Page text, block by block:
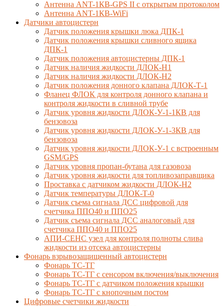
Антенна ANT-1КВ-GPS II с открытым протоколом
Антенна ANT-1КВ-WiFi
Датчики автоцистерн
Датчик положения крышки люка ДПК-1
Датчик положения крышки сливного ящика
ДПК-1
Датчик положения автоцистерны ДПК-1
Датчик наличия жидкости ДЛОК-Н1
Датчик наличия жидкости ДЛОК-Н2
Датчик положения донного клапана ДЛОК-Т-1
Фланец ФЛОК для контроля донного клапана и
контроля жидкости в сливной трубе
Датчик уровня жидкости ДЛОК-У-1-1КВ для
бензовоза
Датчик уровня жидкости ДЛОК-У-1-3КВ для
бензовоза
Датчик уровня жидкости ДЛОК-У-1 с встроенным
GSM/GPS
Датчик уровня пропан-бутана для газовоза
Датчик уровня жидкости для топливозаправщика
Проставка с датчиком жидкости ДЛОК-Н2
Датчик температуры ДЛОК-Т-0
Датчик съема сигнала ДСС цифровой для
счетчика ППО40 и ППО25
Датчик съема сигнала ДСС аналоговый для
счетчика ППО40 и ППО25
АПИ-СЕНС узел для контроля полноты слива
жидкости из отсека автоцистерны
Фонарь взрывозащищенный автоцистерн
Фонарь ТС-ТГ
Фонарь ТС-ТГ с сенсором включения/выключения
Фонарь ТС-ТГ с датчиком положения крышки
Фонарь ТС-ТГ с кнопочным постом
Цифровые счетчики жидкости